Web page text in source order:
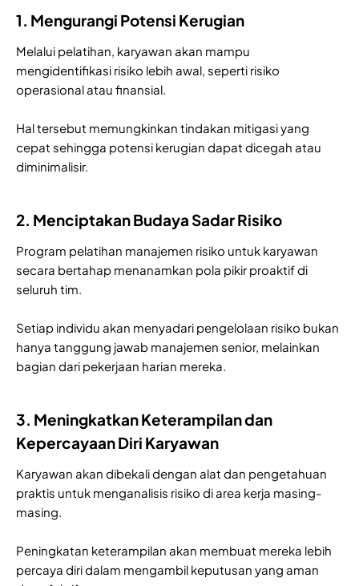
1. Mengurangi Potensi Kerugian
Melalui pelatihan, karyawan akan mampu
mengidentifikasi risiko lebih awal, seperti risiko
operasional atau finansial.
Hal tersebut memungkinkan tindakan mitigasi yang
cepat sehingga potensi kerugian dapat dicegah atau
diminimalisir.
2. Menciptakan Budaya Sadar Risiko
Program pelatihan manajemen risiko untuk karyawan
secara bertahap menanamkan pola pikir proaktif di
seluruh tim.
Setiap individu akan menyadari pengelolaan risiko bukan
hanya tanggung jawab manajemen senior, melainkan
bagian dari pekerjaan harian mereka.
3. Meningkatkan Keterampilan dan
Kepercayaan Diri Karyawan
Karyawan akan dibekali dengan alat dan pengetahuan
praktis untuk menganalisis risiko di area kerja masing-
masing.
Peningkatan keterampilan akan membuat mereka lebih
percaya diri dalam mengambil keputusan yang aman